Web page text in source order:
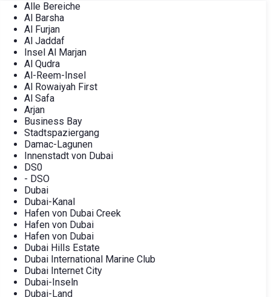
Alle Bereiche
Al Barsha
Al Furjan
Al Jaddaf
Insel Al Marjan
Al Qudra
Al-Reem-Insel
Al Rowaiyah First
Al Safa
Arjan
Business Bay
Stadtspaziergang
Damac-Lagunen
Innenstadt von Dubai
DS0
- DSO
Dubai
Dubai-Kanal
Hafen von Dubai Creek
Hafen von Dubai
Hafen von Dubai
Dubai Hills Estate
Dubai International Marine Club
Dubai Internet City
Dubai-Inseln
Dubai-Land